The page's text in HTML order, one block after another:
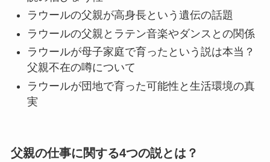
ラウールの父親が高身長という遺伝の話題
ラウールの父親とラテン音楽やダンスとの関係
ラウールが母子家庭で育ったという説は本当？
父親不在の噂について
ラウールが団地で育った可能性と生活環境の真
実
父親の仕事に関する4つの説とは？